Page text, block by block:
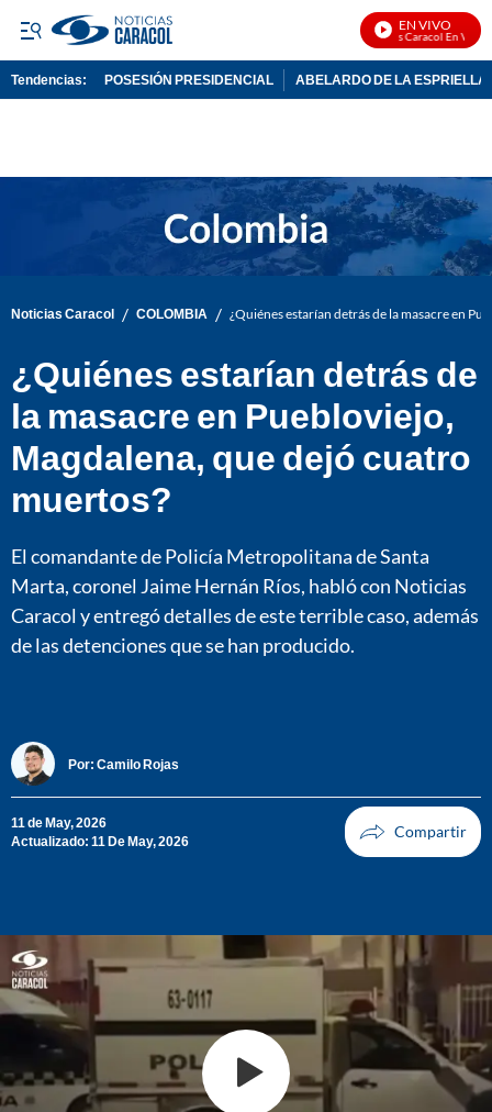
EN VIVO
Noticias Caracol En Vivo
Tendencias: POSESIÓN PRESIDENCIAL ABELARDO DE LA ESPRIELLA
Noticias Caracol / COLOMBIA / ¿Quiénes estarían detrás de la masacre en
¿Quiénes estarían detrás de
la masacre en Puebloviejo,
Magdalena, que dejó cuatro
muertos?
El comandante de Policía Metropolitana de Santa
Marta, coronel Jaime Hernán Ríos, habló con Noticias
Caracol y entregó detalles de este terrible caso, además
de las detenciones que se han producido.
Por: Camilo Rojas
11 de May, 2026
Actualizado: 11 De May, 2026